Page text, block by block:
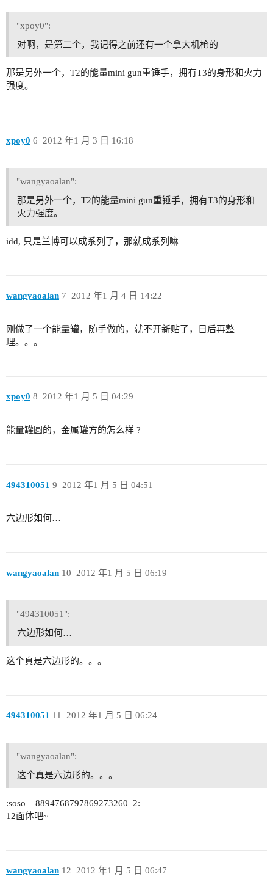
"xpoy0":
对啊，是第二个，我记得之前还有一个拿大机枪的
那是另外一个，T2的能量mini gun重锤手，拥有T3的身形和火力
强度。
xpoy0 2012 年1 月 3 日 16:18
6
"wangyaoalan":
那是另外一个，T2的能量mini gun重锤手，拥有T3的身形和
火力强度。
idd, 只是兰博可以成系列了，那就成系列嘛
wangyaoalan 2012 年1 月 4 日 14:22
7
刚做了一个能量罐，随手做的，就不开新贴了，日后再整
理。。。
xpoy0 2012 年1 月 5 日 04:29
8
能量罐圆的，金属罐方的怎么样 ?
494310051 2012 年1 月 5 日 04:51
9
六边形如何…
wangyaoalan 2012 年1 月 5 日 06:19
10
"494310051":
六边形如何…
这个真是六边形的。。。
494310051 2012 年1 月 5 日 06:24
11
"wangyaoalan":
这个真是六边形的。。。
:soso__8894768797869273260_2:
12面体吧~
wangyaoalan 2012 年1 月 5 日 06:47
12